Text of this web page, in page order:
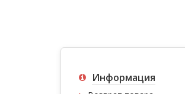
Информация